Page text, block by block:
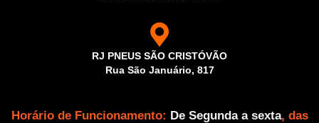
RJ PNEUS SÃO CRISTÓVÃO
Rua São Januário, 817
Horário de Funcionamento: De Segunda a sexta, das